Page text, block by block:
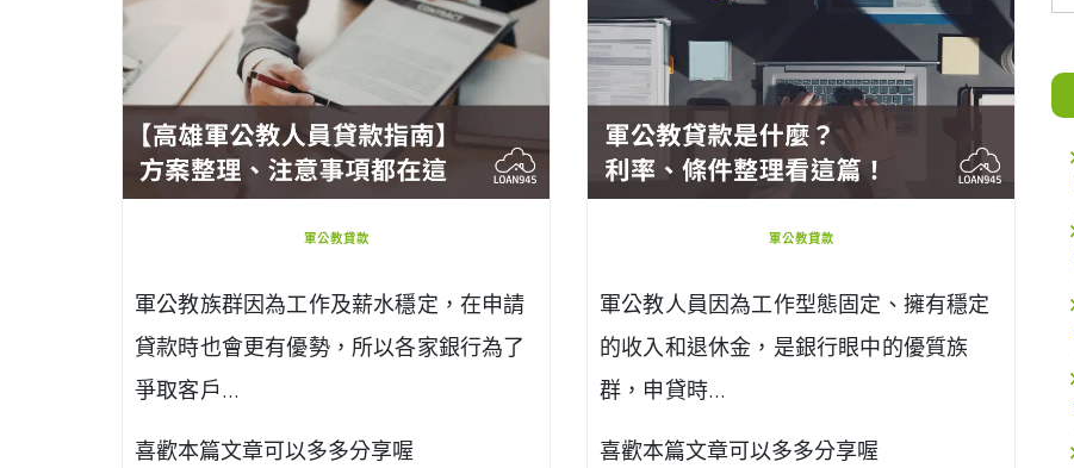
軍公教貸款
軍公教族群因為工作及薪水穩定，在申請
貸款時也會更有優勢，所以各家銀行為了
爭取客戶…
喜歡本篇文章可以多多分享喔
軍公教貸款
軍公教人員因為工作型態固定、擁有穩定
的收入和退休金，是銀行眼中的優質族
群，申貸時…
喜歡本篇文章可以多多分享喔